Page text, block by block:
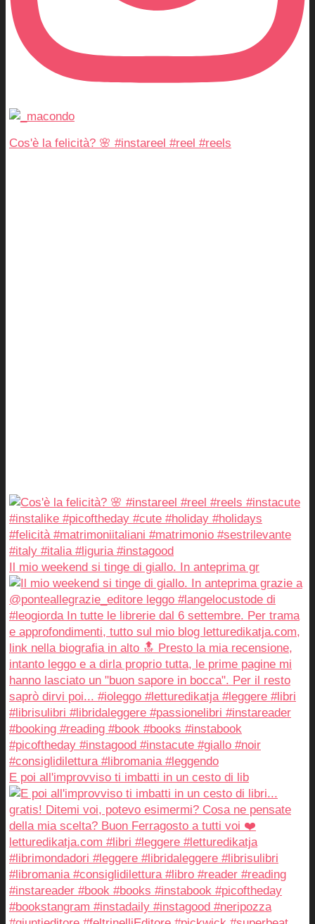
Cos'è la felicità? 🌸 #instareel #reel #reels
Il mio weekend si tinge di giallo. In anteprima gr
E poi all'improvviso ti imbatti in un cesto di lib